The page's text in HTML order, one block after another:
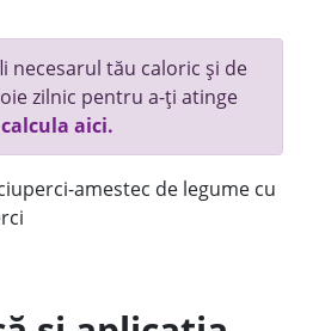
necesarul tău caloric și de
zilnic pentru a-ți atinge
aici.
amestec de legume cu